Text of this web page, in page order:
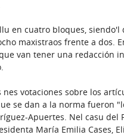
en cuatro bloques,
maxistraos frente a dos.
van tener una redacción
nes votaciones sobre los
se dan a la norma fueron
Apuertes. Nel casu
María Emilia Cases,